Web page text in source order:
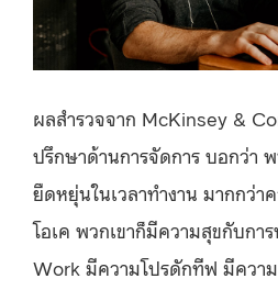
ผลสำรวจจาก McKinsey &
ปรึกษาด้านการจัดการ บอกว่า
ยืดหยุ่นในเวลาทำงาน มากกว่
โอเค พวกเขาก็มีความสุขกับกา
Work มีความโปรดักทีฟ มีควา